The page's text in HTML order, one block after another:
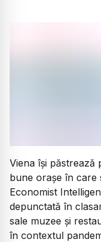
Viena își păstrează
bune orașe în care
Economist
depunctată în
sale muzee și
în contextul